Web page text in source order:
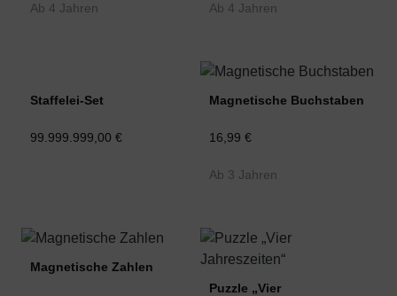
Ab 4 Jahren Ab 4 Jahren
Staffelei-Set
99.999.999,00 €
Magnetische Buchstaben
16,99 €
Ab 3 Jahren
Magnetische Zahlen
Puzzle „Vier